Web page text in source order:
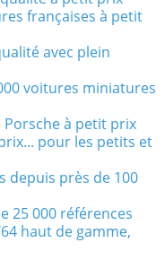
françaises à petit
avec plein
voitures miniatures
Porsche à petit prix
pour les petits et
depuis près de 100
25 000 références
haut de gamme,